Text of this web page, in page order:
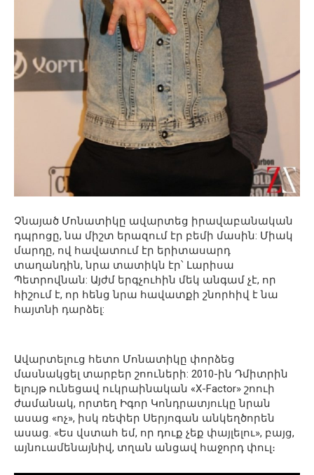
Չնայած Մոնատիկը ավարտեց իրավաբանական
դպրոցը, նա միշտ երազում էր բեմի մասին: Միակ
մարդը, ով հավատում էր երիտասարդ
տաղանդին, նրա տատիկն էր՝ Լարիսա
Պետրովնան: Այժմ երգչուհին մեկ անգամ չէ, որ
հիշում է, որ հենց նրա հավատքի շնորհիվ է նա
հայտնի դարձել:
Ավարտելուց հետո Մոնատիկը փորձեց
մասնակցել տարբեր շոուների: 2010-ին Դմիտրին
ելույթ ունեցավ ուկրաինական «X-Factor» շոուի
ժամանակ, որտեղ Իգոր Կոնդրատյուկը նրան
ասաց «ոչ», իսկ ռեփեր Սերյոգան անկեղծորեն
ասաց. «Ես վստահ եմ, որ դուք չեք փայլելու», բայց,
այնուամենայնիվ, տղան անցավ հաջորդ փուլ։